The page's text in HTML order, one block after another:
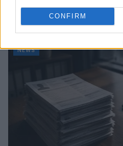
CONFIRM
Analisi del mercato del
trimestre 2026
Edoardo Marchesi · 4 Ago 2026
NEWS